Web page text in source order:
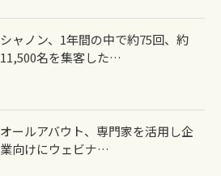
シャノン、1年間の中で約75回、約
11,500名を集客した…
オールアバウト、専門家を活用し企
業向けにウェビナ…